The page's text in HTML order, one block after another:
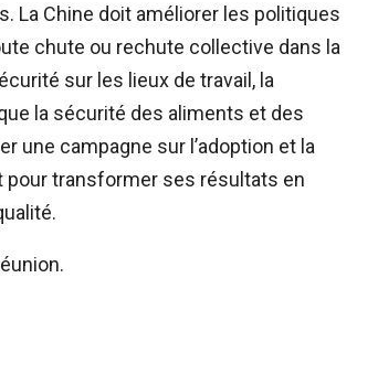
La Chine doit améliorer les politiques
chute ou rechute collective dans la
sur les lieux de travail, la
la sécurité des aliments et des
campagne sur l’adoption et la
pour transformer ses résultats en